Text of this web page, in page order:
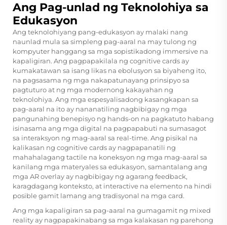
Ang Pag-unlad ng Teknolohiya sa
Edukasyon
Ang teknolohiyang pang-edukasyon ay malaki nang
naunlad mula sa simpleng pag-aaral na may tulong ng
kompyuter hanggang sa mga sopistikadong immersive na
kapaligiran. Ang pagpapakilala ng cognitive cards ay
kumakatawan sa isang likas na ebolusyon sa biyaheng ito,
na pagsasama ng mga nakapatunayang prinsipyo sa
pagtuturo at ng mga modernong kakayahan ng
teknolohiya. Ang mga espesyalisadong kasangkapan sa
pag-aaral na ito ay nananatiling nagbibigay ng mga
pangunahing benepisyo ng hands-on na pagkatuto habang
isinasama ang mga digital na pagpapabuti na sumasagot
sa interaksyon ng mag-aaral sa real-time. Ang pisikal na
kalikasan ng cognitive cards ay nagpapanatili ng
mahahalagang tactile na koneksyon ng mga mag-aaral sa
kanilang mga materyales sa edukasyon, samantalang ang
mga AR overlay ay nagbibigay ng agarang feedback,
karagdagang konteksto, at interactive na elemento na hindi
posible gamit lamang ang tradisyonal na mga card.
Ang mga kapaligiran sa pag-aaral na gumagamit ng mixed
reality ay nagpapakinabang sa mga kalakasan ng parehong